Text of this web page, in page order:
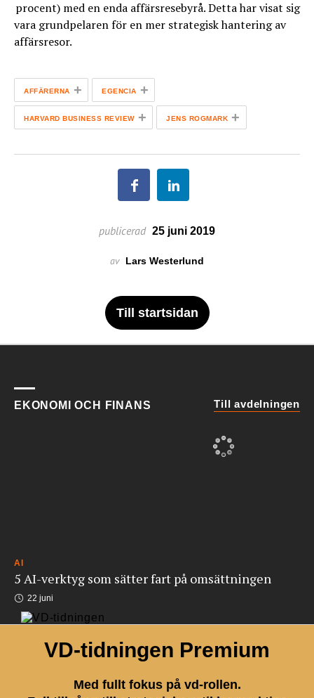
procent) med en enda affärsresebyrå. Detta har visat sig
vara grundpelaren för en mer strategisk hantering av
affärsresor.
AFFÄRERNA + EGENCIA +
HARVARD BUSINESS REVIEW + JENS ROGMARK +
publicerad 25 juni 2019
av Lars Westerlund
Till startsidan
EKONOMI OCH FINANS Till avdelningen
AI
5 AI-verktyg som sätter fart på omsättningen
22 juni
VD-tidningen Premium
Med fullt fokus på vd-rollen.